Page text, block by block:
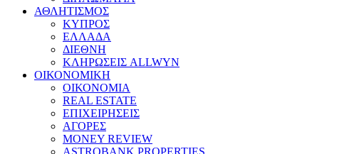
ΑΘΛΗΤΙΣΜΟΣ
ΚΥΠΡΟΣ
ΕΛΛΑΔΑ
ΔΙΕΘΝΗ
ΚΛΗΡΩΣΕΙΣ ALLWYN
ΟΙΚΟΝΟΜΙΚΗ
ΟΙΚΟΝΟΜΙΑ
REAL ESTATE
ΕΠΙΧΕΙΡΗΣΕΙΣ
ΑΓΟΡΕΣ
MONEY REVIEW
ASTROBANK PROPERTIES